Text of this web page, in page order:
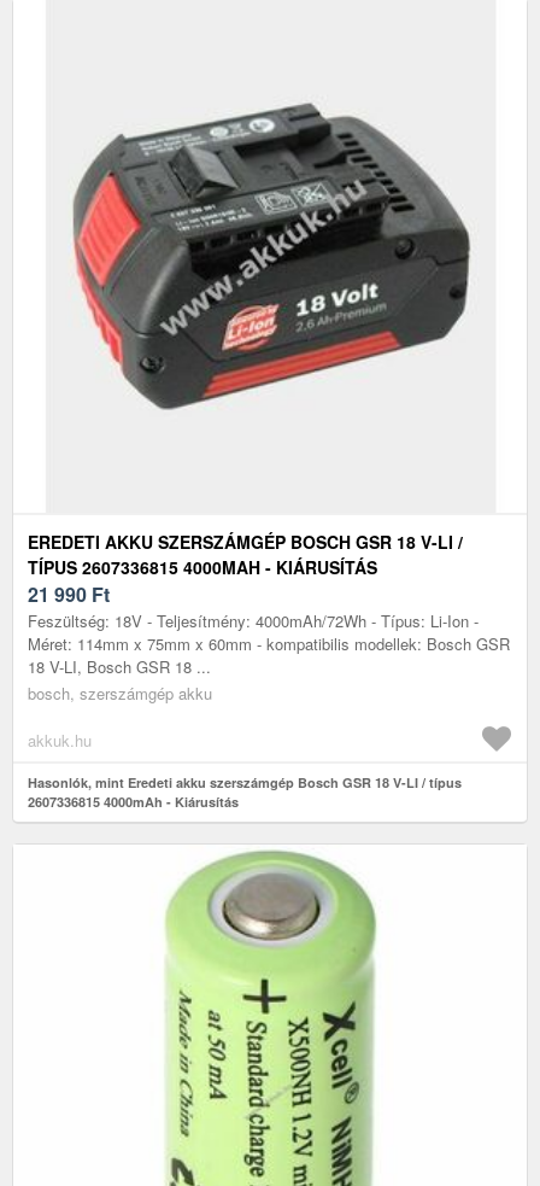
EREDETI AKKU SZERSZÁMGÉP BOSCH GSR 18 V-LI /
TÍPUS 2607336815 4000MAH - KIÁRUSÍTÁS
21 990 Ft
Feszültség: 18V - Teljesítmény: 4000mAh/72Wh - Típus: Li-Ion -
Méret: 114mm x 75mm x 60mm - kompatibilis modellek: Bosch GSR
18 V-LI, Bosch GSR 18 ...
bosch, szerszámgép akku
akkuk.hu
Hasonlók, mint Eredeti akku szerszámgép Bosch GSR 18 V-LI / típus
2607336815 4000mAh - Kiárusítás